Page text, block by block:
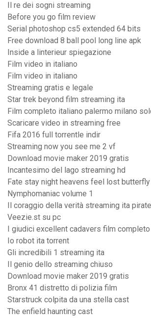
Il re dei sogni streaming
Before you go film review
Serial photoshop cs5 extended 64 bits
Free download 8 ball pool long line apk
Inside a linterieur spiegazione
Film video in italiano
Film video in italiano
Streaming gratis e legale
Star trek beyond film streaming ita
Film completo italiano palermo milano
Scaricare video in streaming free
Fifa 2016 full torrentle indir
Streaming now you see me 2 vf
Download movie maker 2019 gratis
Incantesimo del lago streaming hd
Fate stay night heavens feel lost
Nymphomaniac volume 1
Il coraggio della verità streaming ita
Veezie.st su pc
I giudici excellent cadavers film
Io robot ita torrent
Gli incredibili 1 streaming ita
Il genio dello streaming chiuso
Download movie maker 2019 gratis
Bronx 41 distretto di polizia film
Starstruck colpita da una stella cast
The enfield haunting cast